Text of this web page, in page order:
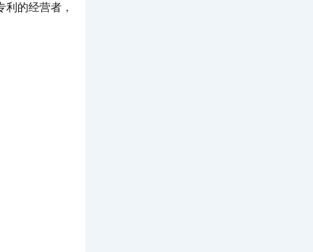
的经营者，